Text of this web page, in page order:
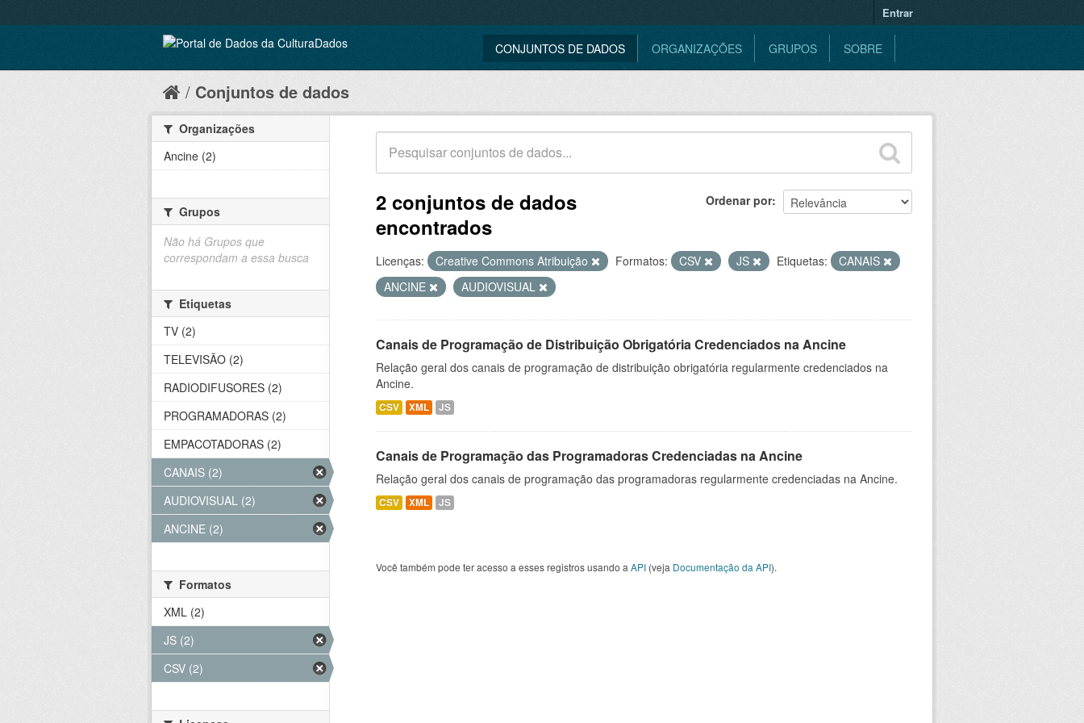
Entrar
CONJUNTOS DE DADOS ORGANIZAÇÕES GRUPOS SOBRE
Conjuntos de dados
Ordenar por
2 conjuntos de dados
encontrados
Licenças: Creative Commons Atribuição Formatos: CSV JS Etiquetas:
CANAIS
ANCINE
AUDIOVISUAL
Canais de Programação de Distribuição Obrigatória Credenciados na Ancine
Relação geral dos canais de programação de distribuição obrigatória regularmente credenciados na
Ancine.
CSV XML JS
Canais de Programação das Programadoras Credenciadas na Ancine
Relação geral dos canais de programação das programadoras regularmente credenciadas na Ancine.
CSV XML JS
Você também pode ter acesso a esses registros usando a API (veja Documentação da API).
Organizações
Ancine (2)
Grupos
Não há Grupos que
correspondam a essa busca
Etiquetas
TV (2)
TELEVISÃO (2)
RADIODIFUSORES (2)
PROGRAMADORAS (2)
EMPACOTADORAS (2)
CANAIS (2)
AUDIOVISUAL (2)
ANCINE (2)
Formatos
XML (2)
JS (2)
CSV (2)